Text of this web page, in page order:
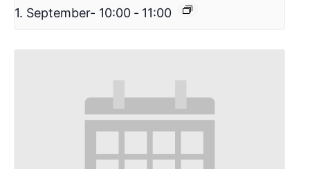
1. September- 10:00 - 11:00